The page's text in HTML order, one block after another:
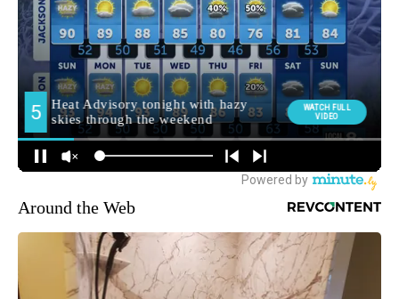
Around the Web